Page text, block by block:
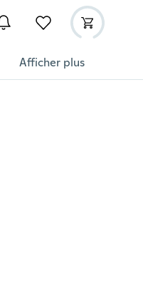
Afficher plus